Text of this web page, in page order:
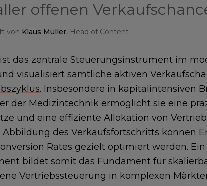
offenen
von Klaus Müller, Head of Content
das zentrale Steuerungsinstrument im
visualisiert sämtliche aktiven
. Insbesondere in kapitalintensiven
der Medizintechnik ermöglicht sie eine
und eine effiziente Allokation von
des Verkaufsfortschritts können
Rates gezielt optimiert werden. Ein
bildet somit das Fundament für
Vertriebssteuerung in komplexen